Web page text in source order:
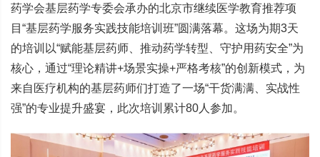
药学会基层药学专委会承办的北京市继续医学教育推荐项
目“基层药学服务实践技能培训班”圆满落幕。这场为期3天
的培训以“赋能基层药师、推动药学转型、守护用药安全”为
核心，通过“理论精讲+场景实操+严格考核”的创新模式，为
来自医疗机构的基层药师们打造了一场“干货满满、实战性
强”的专业提升盛宴，此次培训累计80人参加。